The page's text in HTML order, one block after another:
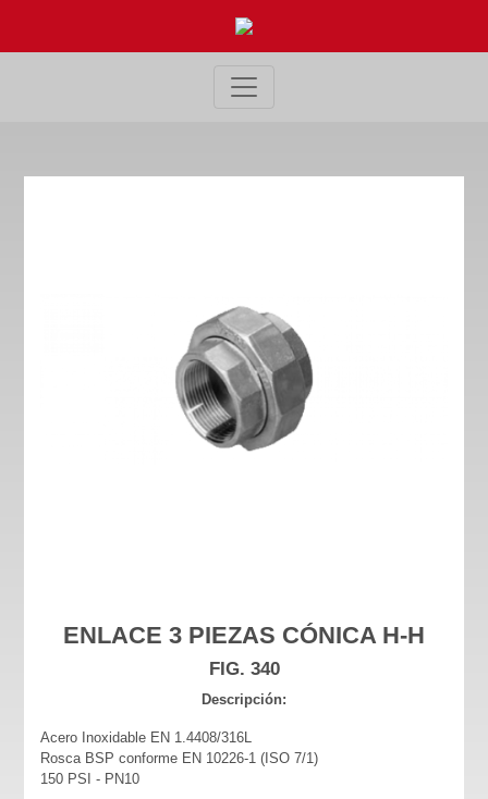
ENLACE 3 PIEZAS CÓNICA H-H
FIG. 340
Descripción:
Acero Inoxidable EN 1.4408/316L
Rosca BSP conforme EN 10226-1 (ISO 7/1)
150 PSI - PN10